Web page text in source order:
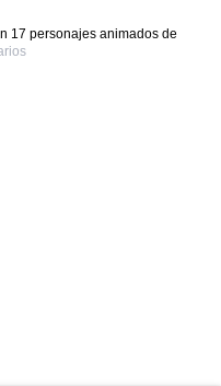
17 personajes animados de